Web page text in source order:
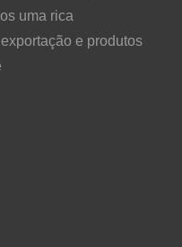
uma rica
e produtos